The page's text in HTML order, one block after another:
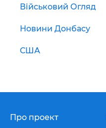
Військовий Огляд
Новини Донбасу
США
Про проект